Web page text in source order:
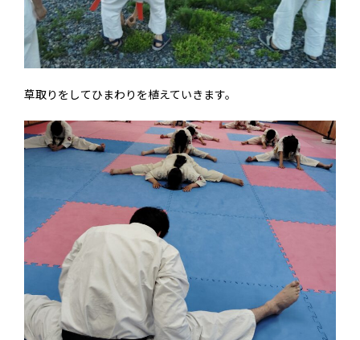
草取りをしてひまわりを植えていきます。